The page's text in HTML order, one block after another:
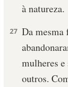
à natureza.
27 Da mesma
mulheres
outros.